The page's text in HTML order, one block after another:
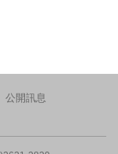
公開訊息